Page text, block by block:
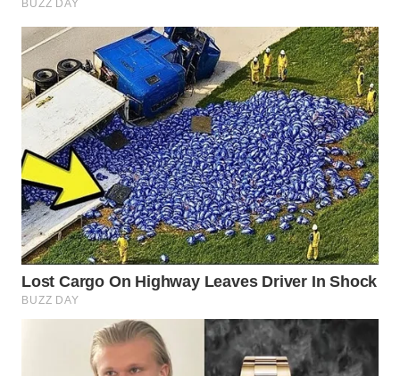
WN
BOROBUDUR
WN
MADURA
WN
SURABAYA
WN
NATUNA
WN
BINTAN